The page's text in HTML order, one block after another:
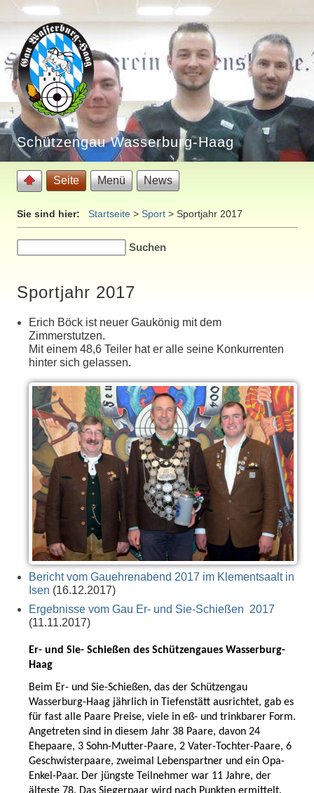
Schützengau Wasserburg-Haag
Seite Menü News
Sie sind hier: Startseite > Sport > Sportjahr 2017
Sportjahr 2017
Erich Böck ist neuer Gaukönig mit dem
Zimmerstutzen.
Mit einem 48,6 Teiler hat er alle seine Konkurrenten
hinter sich gelassen.
Bericht vom Gauehrenabend 2017 im Klementsaalt in
Isen (16.12.2017)
Ergebnisse vom Gau Er- und Sie-Schießen 2017
(11.11.2017)
Er- und Sie- Schießen des Schützengaues Wasserburg-
Haag
Beim Er- und Sie-Schießen, das der Schützengau
Wasserburg-Haag jährlich in Tiefenstätt ausrichtet, gab es
für fast alle Paare Preise, viele in eß- und trinkbarer Form.
Angetreten sind in diesem Jahr 38 Paare, davon 24
Ehepaare, 3 Sohn-Mutter-Paare, 2 Vater-Tochter-Paare, 6
Geschwisterpaare, zweimal Lebenspartner und ein Opa-
Enkel-Paar. Der jüngste Teilnehmer war 11 Jahre, der
älteste 78. Das Siegerpaar wird nach Punkten ermittelt.